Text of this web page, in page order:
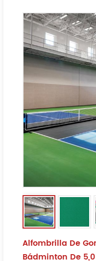
Alfombrilla De
Bádminton De